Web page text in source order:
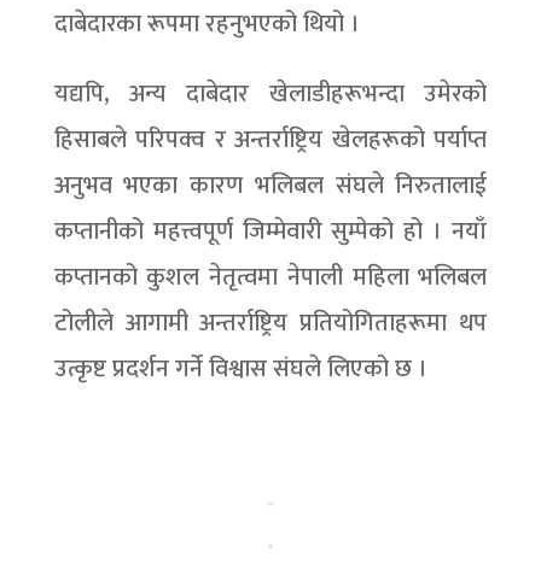
दाबेदारका रूपमा रहनुभएको थियो ।
यद्यपि, अन्य दाबेदार खेलाडीहरूभन्दा उमेरको
हिसाबले परिपक्व र अन्तर्राष्ट्रिय खेलहरूको पर्याप्त
अनुभव भएका कारण भलिबल संघले निरुतालाई
कप्तानीको महत्त्वपूर्ण जिम्मेवारी सुम्पेको हो । नयाँ
कप्तानको कुशल नेतृत्वमा नेपाली महिला भलिबल
टोलीले आगामी अन्तर्राष्ट्रिय प्रतियोगिताहरूमा थप
उत्कृष्ट प्रदर्शन गर्ने विश्वास संघले लिएको छ ।